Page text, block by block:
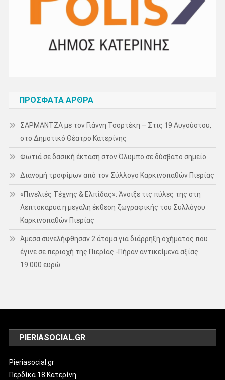
ΠΡΌΣΦΑΤΑ ΆΡΘΡΑ
ΣΑΡΜΑΝΤΖΑ με τον Γιάννη Τσορτέκη – Στις 19 Αυγούστου,
στο Δημοτικό Θέατρο Κατερίνης
Φωτιά σε δασική έκταση στον Όλυμπο σε δύσβατο σημείο
Διανομή τροφίμων από τον Σύλλογο Καρκινοπαθών Πιερίας
«Πινελιές Τέχνης & Ελπίδας»: Άνοιξε τις πύλες της στη
Λεπτοκαρυά η μεγάλη έκθεση ζωγραφικής του Συλλόγου
Καρκινοπαθών Πιερίας
Άμεσα συνελήφθησαν 2 άτομα για διάρρηξη οχήματος που
έγινε σε περιοχή της Πιερίας -Πήραν αντικείμενα αξίας
19.000 ευρώ
PIERIASOCIAL.GR
Pieriasocial.gr
Περδίκα 18 Κατερίνη